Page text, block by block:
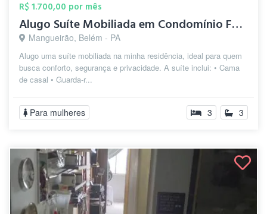
R$ 1.700,00 por mês
Alugo Suíte Mobiliada em Condomínio Fech...
Mangueirão, Belém - PA
Alugo uma suíte mobiliada na minha residência, ideal para quem
busca conforto, segurança e privacidade. A suíte inclui: • Cama
de casal • Guarda-r...
Para mulheres 3 3